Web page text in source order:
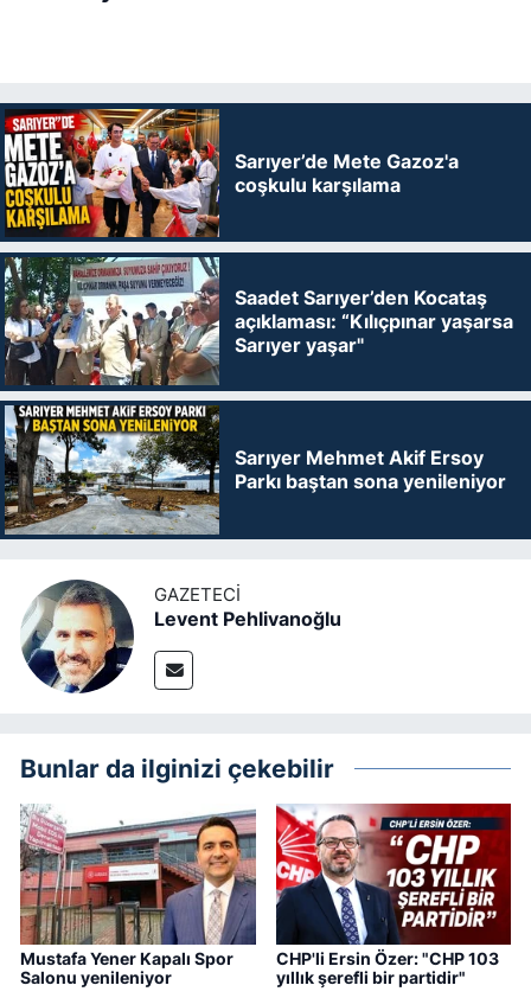
Sarıyer’de Mete Gazoz'a
coşkulu karşılama
Saadet Sarıyer’den Kocataş
açıklaması: “Kılıçpınar yaşarsa
Sarıyer yaşar"
Sarıyer Mehmet Akif Ersoy
Parkı baştan sona yenileniyor
GAZETECI
Levent Pehlivanoğlu
Bunlar da ilginizi çekebilir
Mustafa Yener Kapalı Spor
Salonu yenileniyor
CHP'li Ersin Özer: "CHP 103
yıllık şerefli bir partidir"